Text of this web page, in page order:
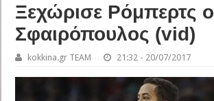
Ξεχώρισε Ρόμπερτς ο
Σφαιρόπουλος (vid)
kokkina.gr TEAM 21:32 - 20/07/2017